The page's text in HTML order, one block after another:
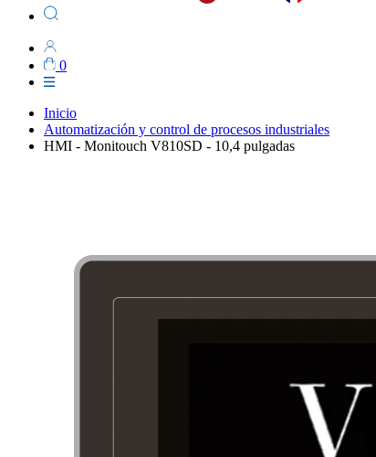
0
Inicio
Automatización y control de procesos industriales
HMI - Monitouch V810SD - 10,4 pulgadas